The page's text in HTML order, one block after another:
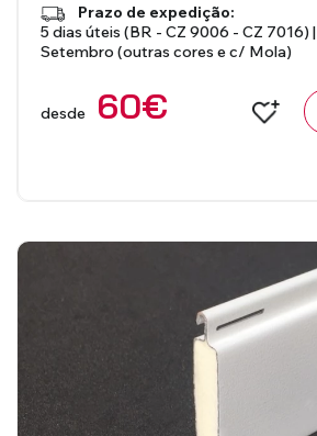
Prazo de expedição:
5 dias úteis (BR - CZ 9006 - CZ 7016) |
Setembro (outras cores e c/ Mola)
desde 60€